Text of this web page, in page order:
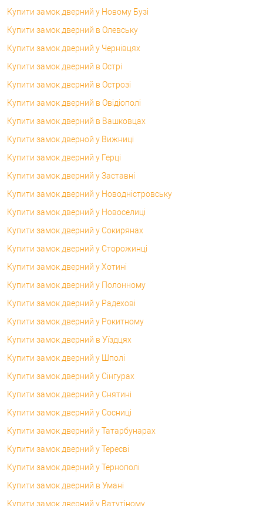
Купити замок дверний у Новому Бузі
Купити замок дверний в Олевську
Купити замок дверний у Чернівцях
Купити замок дверний в Острі
Купити замок дверний в Острозі
Купити замок дверний в Овідіополі
Купити замок дверний в Вашковцах
Купити замок дверной у Вижниці
Купити замок дверний у Герці
Купити замок дверний у Заставні
Купити замок дверний у Новодністровську
Купити замок дверний у Новоселиці
Купити замок дверний у Сокирянах
Купити замок дверний у Сторожинці
Купити замок дверний у Хотині
Купити замок дверний у Полонному
Купити замок дверний у Радехові
Купити замок дверний у Рокитному
Купити замок дверний в Уїздцях
Купити замок дверний у Шполі
Купити замок дверний у Сінгурах
Купити замок дверний у Снятині
Купити замок дверний у Сосниці
Купити замок дверний у Татарбунарах
Купити замок дверний у Тересві
Купити замок дверний у Тернополі
Купити замок дверний в Умані
Купити замок дверний у Ватутіному